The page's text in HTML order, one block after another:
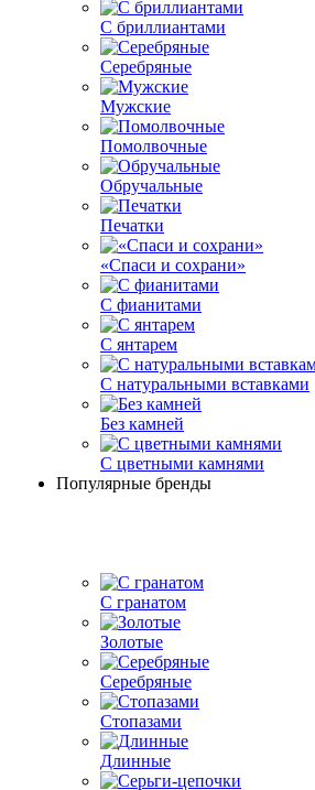
С бриллиантами
Серебряные
Мужские
Помолвочные
Обручальные
Печатки
«Спаси и сохрани»
С фианитами
С янтарем
С натуральными вставками
Без камней
С цветными камнями
Популярные бренды
С гранатом
Золотые
Серебряные
Стопазами
Длинные